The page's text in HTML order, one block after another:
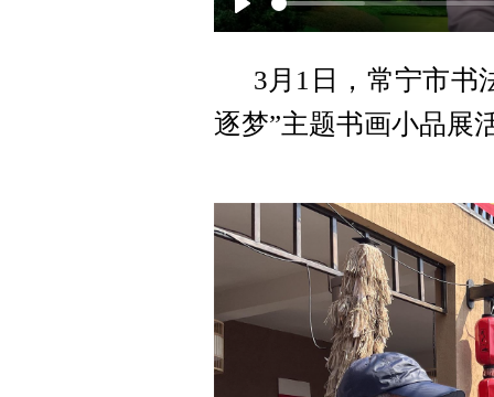
Play
3月1日，常宁市书
逐梦”主题书画小品展